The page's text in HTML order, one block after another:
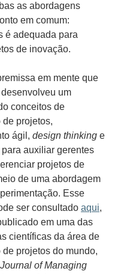
as abordagens
em comum:
é adequada para
de inovação.
em mente que
um
conceitos de
projetos,
ágil, design thinking e
auxiliar gerentes
projetos de
de uma abordagem
Esse
ser consultado aqui,
em uma das
científicas da área de
projetos do mundo,
of Managing